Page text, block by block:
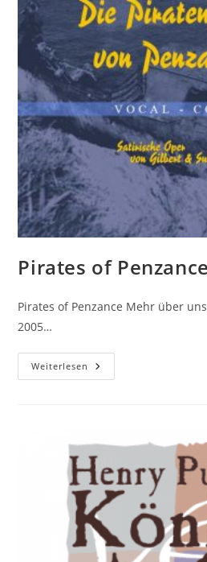
Pirates of Penzance
Pirates of Penzance Mehr über
2005…
Weiterlesen Pirates
Of